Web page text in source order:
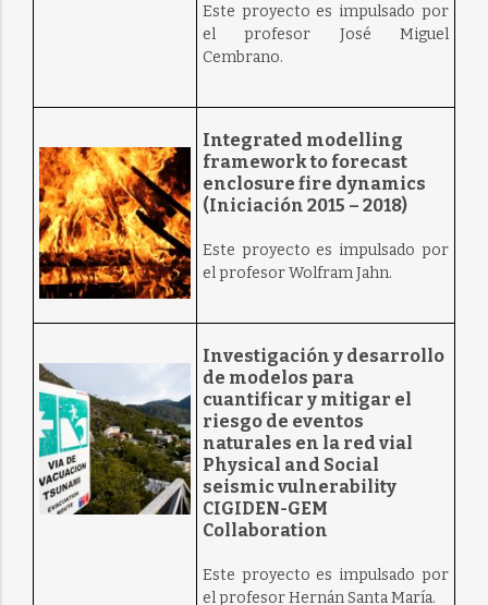
Este proyecto es impulsado por
el profesor José Miguel
Cembrano.
Integrated modelling
framework to forecast
enclosure fire dynamics
(Iniciación 2015 – 2018)
Este proyecto es impulsado por
el profesor Wolfram Jahn.
Investigación y desarrollo
de modelos para
cuantificar y mitigar el
riesgo de eventos
naturales en la red vial
Physical and Social
seismic vulnerability
CIGIDEN-GEM
Collaboration
Este proyecto es impulsado por
el profesor Hernán Santa María.